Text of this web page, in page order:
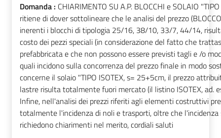
Domanda : CHIARIMENTO SU A.P. BLOCCHI e SOLAIO
ritiene di dover sottolineare che le analisi del prezzo
inerenti i blocchi di tipologia 25/16, 38/10, 33/7, 44/14,
costo dei pezzi speciali (in considerazione del fatto che
prefabbricata e che non possono essere previsti tagli e /o
quali incidono sulla concorrenza del prezzo finale in modo
concerne il solaio "TIPO ISOTEX, s= 25+5cm, il prezzo
lastre risulta totalmente fuori mercato (il listino ISOTEX, ad.
Infine, nell'analisi dei prezzi riferiti agli elementi costruttivi
totalmente l'incidenza di noli e trasporti, oltre che l'incidenza
richiedono chiarimenti nel merito, cordiali saluti